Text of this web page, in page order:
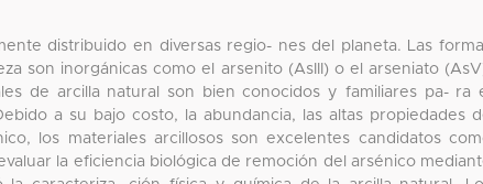
distribuido en diversas regio- nes del planeta. Las
son inorgánicas como el arsenito (AsIII) o el arseniato
de arcilla natural son bien conocidos y familiares pa- ra
a su bajo costo, la abundancia, las altas propiedades
los materiales arcillosos son excelentes candidatos
la eficiencia biológica de remoción del arsénico